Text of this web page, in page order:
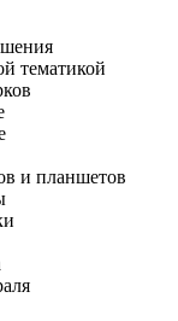
тематикой
и планшетов